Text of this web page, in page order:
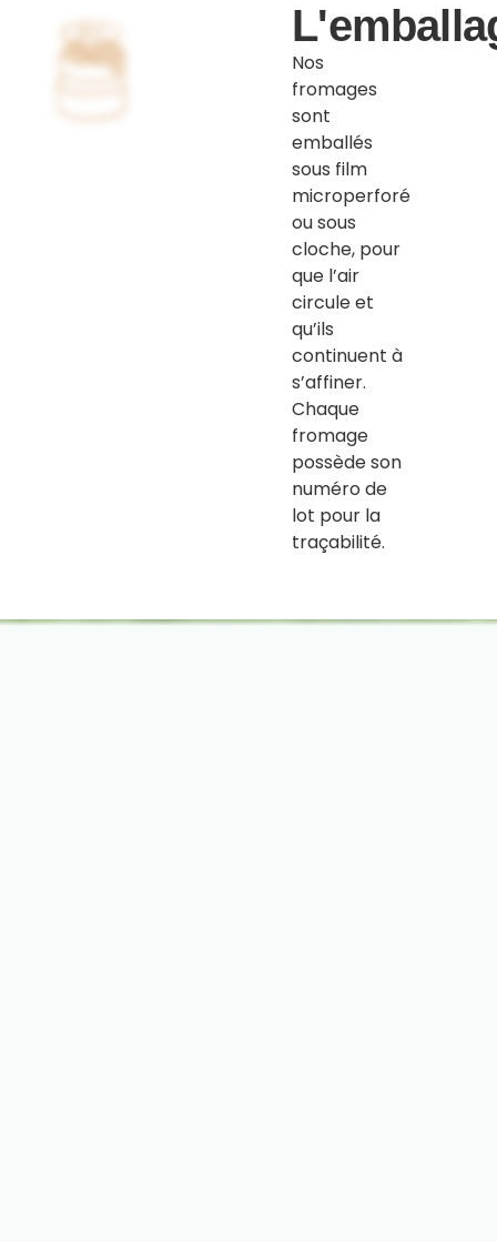
Nos
fromages
sont
emballés
sous film
microperforé
ou sous
cloche, pour
que l’air
circule et
qu’ils
continuent à
s’affiner.
Chaque
fromage
possède son
numéro de
lot pour la
traçabilité.